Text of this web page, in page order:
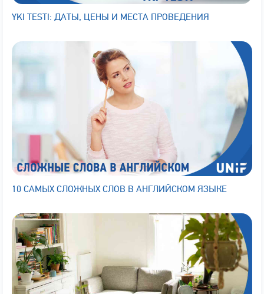
YKI TESTI: ДАТЫ, ЦЕНЫ И МЕСТА ПРОВЕДЕНИЯ
10 САМЫХ СЛОЖНЫХ СЛОВ В АНГЛИЙСКОМ ЯЗЫКЕ